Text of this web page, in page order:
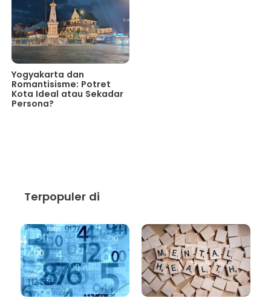
Yogyakarta dan
Romantisisme: Potret
Kota Ideal atau Sekadar
Persona?
Terpopuler di